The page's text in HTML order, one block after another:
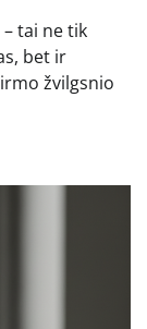
tai ne tik
bet ir
žvilgsnio